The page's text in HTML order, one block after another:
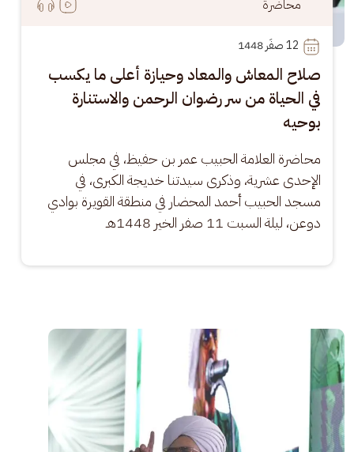
محاضرة
12
صلاح المعاش والمعاد وحيازة أعلى ما يكسب
في الحياة من سر رضوان الرحمن والاستنارة
بوحيه
محاضرة العلامة الحبيب عمر بن حفيظ، في مجلس
الإحدى عشرية، وذكرى سيدتنا خديجة الكبرى، في
مسجد الحبيب أحمد المحضار في منطقة القويرة بوادي
دوعن، ليلة السبت 11 صفر الخير 1448هـ
الصورة